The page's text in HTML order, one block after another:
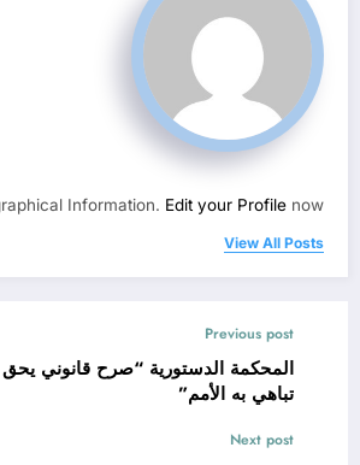
Information. Edit your Profile now.
View All Posts
Previous post
المحكمة الدستورية “صرح قانوني يحق
تباهي به الأمم”
Next post